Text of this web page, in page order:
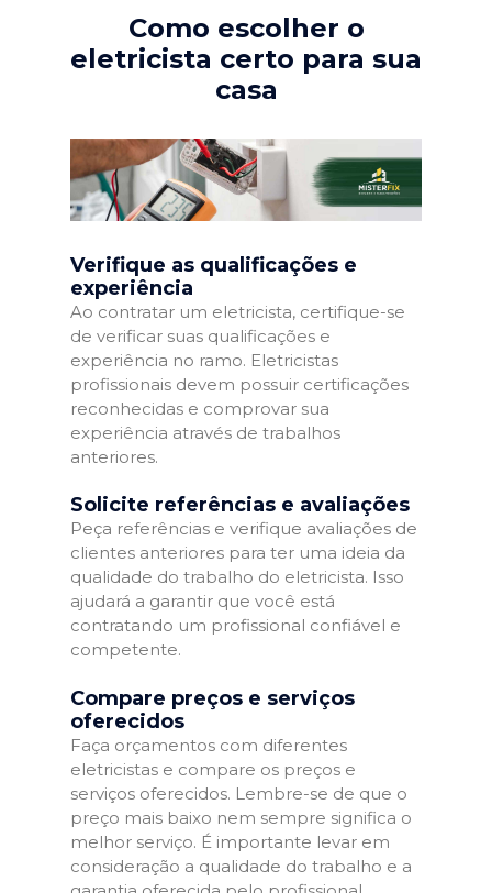
Como escolher o
eletricista certo para sua
casa
Verifique as qualificações e
experiência
Ao contratar um eletricista, certifique-se
de verificar suas qualificações e
experiência no ramo. Eletricistas
profissionais devem possuir certificações
reconhecidas e comprovar sua
experiência através de trabalhos
anteriores.
Solicite referências e avaliações
Peça referências e verifique avaliações de
clientes anteriores para ter uma ideia da
qualidade do trabalho do eletricista. Isso
ajudará a garantir que você está
contratando um profissional confiável e
competente.
Compare preços e serviços
oferecidos
Faça orçamentos com diferentes
eletricistas e compare os preços e
serviços oferecidos. Lembre-se de que o
preço mais baixo nem sempre significa o
melhor serviço. É importante levar em
consideração a qualidade do trabalho e a